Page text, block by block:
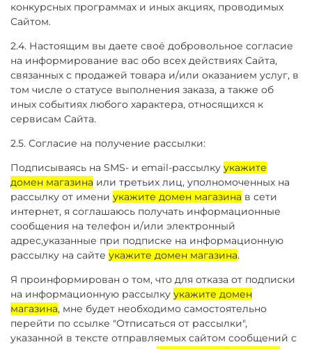
конкурсных программах и иных акциях, проводимых
Сайтом.
2.4. Настоящим вы даете своё добровольное согласие
на информирование вас обо всех действиях Сайта,
связанных с продажей товара и/или оказанием услуг, в
том числе о статусе выполнения заказа, а также об
иных событиях любого характера, относящихся к
сервисам Сайта.
2.5. Согласие на получение рассылки:
Подписываясь на SMS- и email-рассылку укажите
домен магазина или третьих лиц, уполномоченных на
рассылку от имени укажите домен магазина в сети
интернет, я соглашаюсь получать информационные
сообщения на телефон и/или электронный
адрес,указанные при подписке на информационную
рассылку на сайте укажите домен магазина.
Я проинформирован о том, что для отказа от подписки
на информационную рассылку укажите домен
магазина, мне будет необходимо самостоятельно
перейти по ссылке "Отписаться от рассылки",
указанной в тексте отправляемых сайтом сообщений с